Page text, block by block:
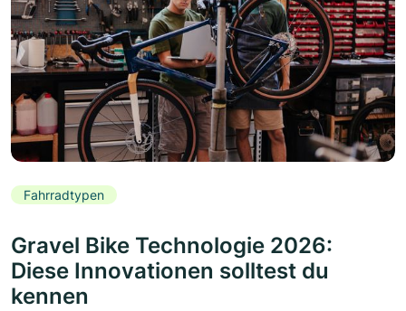
Fahrradtypen
Gravel Bike Technologie 2026:
Diese Innovationen solltest du
kennen